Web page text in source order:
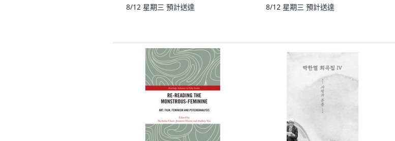
8/12 星期三 預計送達 8/12 星期三 預計送達